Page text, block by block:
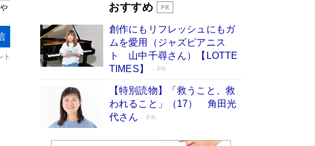
版には「宇宙で描かれたマンガ」も収録
友近氏、絶賛！ 鎌倉を舞台に、孤独を抱えた
人々が新たな一歩を踏み出す連作短篇集『海のほ
とりのプラネット』試し読み
Book Bang
おすすめ
創作にもリフレッシュにもガ
ムを愛用（ジャズピアニス
ト 山中千尋さん）【LOTTE
TIMES】
PR
【特別読物】「救うこと、救
われること」（17） 角田光
代さん
PR